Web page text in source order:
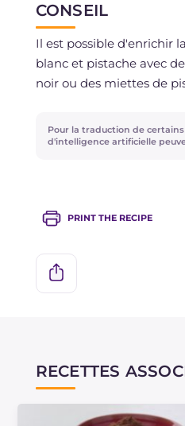
au cacao 1-2 jours à
bien scellée dans un film
ne sèche pas. On peut
l'avance. Si vous préférez
ferme du dessert, vous
ce que 12 heures de
pour créer le bon degré
CONSEIL
Il est possible d'enrichir
blanc et pistache avec
noir ou des miettes de
La crème de pistache
Pour la traduction de
d'intelligence artificielle
PRINT THE RECIPE
RECETTES